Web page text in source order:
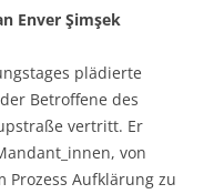
Enver Şimşek
plädierte
Betroffene des
vertritt. Er
von
Aufklärung zu